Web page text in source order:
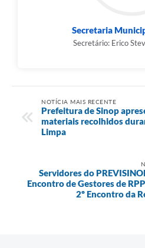
Secretaria
Secretário: Erico
NOTÍCIA MAIS RECENTE
Prefeitura de Sinop
materiais recolhidos
Limpa
Servidores do
Encontro de Gestores de
2º Encontro da